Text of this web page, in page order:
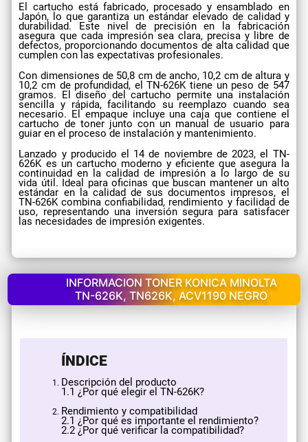
El cartucho está fabricado, procesado y ensamblado en
Japón, lo que garantiza un estándar elevado de calidad y
durabilidad. Este nivel de precisión en la fabricación
asegura que cada impresión sea clara, precisa y libre de
defectos, proporcionando documentos de alta calidad que
cumplen con las expectativas profesionales.
Con dimensiones de 50,8 cm de ancho, 10,2 cm de altura y
10,2 cm de profundidad, el TN-626K tiene un peso de 547
gramos. El diseño del cartucho permite una instalación
sencilla y rápida, facilitando su reemplazo cuando sea
necesario. El empaque incluye una caja que contiene el
cartucho de toner junto con un manual de usuario para
guiar en el proceso de instalación y mantenimiento.
Lanzado y producido el 14 de noviembre de 2023, el TN-
626K es un cartucho moderno y eficiente que asegura la
continuidad en la calidad de impresión a lo largo de su
vida útil. Ideal para oficinas que buscan mantener un alto
estándar en la calidad de sus documentos impresos, el
TN-626K combina confiabilidad, rendimiento y facilidad de
uso, representando una inversión segura para satisfacer
las necesidades de impresión exigentes.
INFORMACION TONER KONICA MINOLTA
TN-626K, TN626K, ACV1190 NEGRO
ÍNDICE
Descripción del producto
​1.1 ¿Por qué elegir el TN-626K?
Rendimiento y compatibilidad
2.1 ¿Por qué es importante el rendimiento?
2.2 ¿Por qué verificar la compatibilidad?